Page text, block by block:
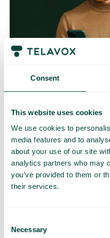
Consent
This website uses cookies
We use cookies to
media features and to
about your use of our site
analytics partners who may
you’ve provided to them or
their services.
Selection
Necessary
Contrôle quotidien des
mieux contrôler vos coûts
dehors de l’UE/EEE.
cette quantité de data, vous
possibilité d’acheter plus de
Comment ça marche
Questions et réponses